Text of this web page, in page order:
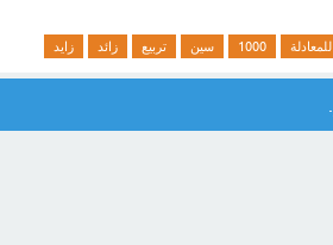
للمعادلة 1000 سين تربيع زائد زايد